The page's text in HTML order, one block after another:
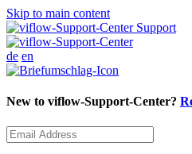
Skip to main content
Support
de en
New to viflow-Support-Center?